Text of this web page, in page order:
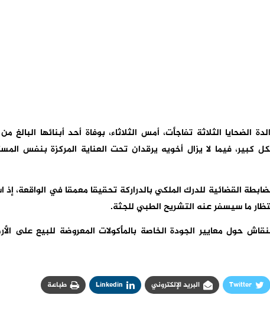
كبير، فيما لا يزال أخويه يرقدان تحت العناية المركزة بنفس
القضائية للدرك الملكي بالدراركة تحقيقا معمقا في الواقعة،
ما سيسفر عنه التشريح الطبي للجثة.
حول معايير الجودة الخاصة بالمأكولات المعروضة للبيع على
Twitter البريد الإلكتروني Linkedin طباعة